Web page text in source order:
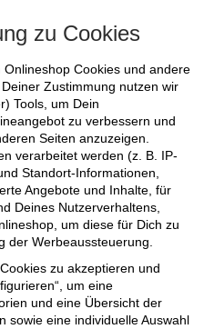
zu Cookies
Cookies und andere
Zustimmung nutzen wir
Tools, um Dein
zu verbessern und
Seiten anzuzeigen.
verarbeitet werden (z. B. IP-
Standort-Informationen,
Angebote und Inhalte, für
Deines Nutzerverhaltens,
um diese für Dich zu
der Werbeaussteuerung.
zu akzeptieren und
um eine
und eine Übersicht der
sowie eine individuelle Auswahl